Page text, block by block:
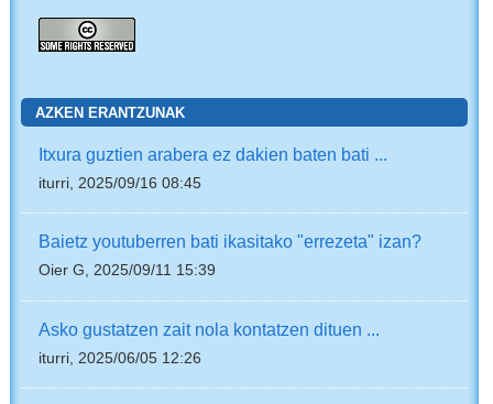
AZKEN ERANTZUNAK
Itxura guztien arabera ez dakien baten bati ...
iturri, 2025/09/16 08:45
Baietz youtuberren bati ikasitako "errezeta" izan?
Oier G, 2025/09/11 15:39
Asko gustatzen zait nola kontatzen dituen ...
iturri, 2025/06/05 12:26